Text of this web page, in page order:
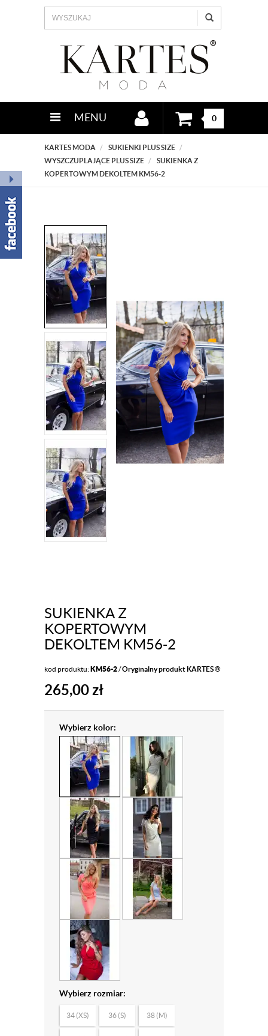
MENU 0
KARTES MODA
SUKIENKI PLUS SIZE
WYSZCZUPLAJĄCE PLUS SIZE
SUKIENKA Z
KOPERTOWYM DEKOLTEM KM56-2
SUKIENKA Z
KOPERTOWYM
DEKOLTEM KM56-2
kod produktu:KM56-2/Oryginalny produkt KARTES ®
265,00zł
Wybierz kolor:
Wybierz rozmiar:
34 (XS) 36 (S) 38 (M)